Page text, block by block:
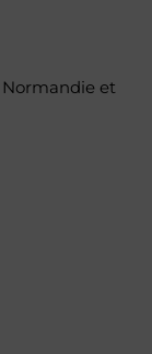
Normandie et